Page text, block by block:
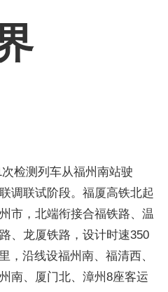
检测列车从福州南站驶
调联试阶段。福厦高铁北起
市，北端衔接合福铁路、温
、龙厦铁路，设计时速350
，沿线设福州南、福清西、
南、厦门北、漳州8座客运